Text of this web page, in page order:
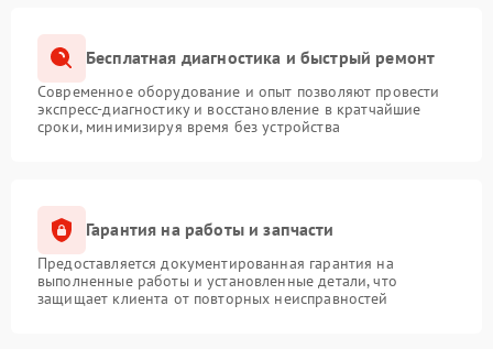
Бесплатная диагностика и быстрый ремонт
Современное оборудование и опыт позволяют провести
экспресс-диагностику и восстановление в кратчайшие
сроки, минимизируя время без устройства
Гарантия на работы и запчасти
Предоставляется документированная гарантия на
выполненные работы и установленные детали, что
защищает клиента от повторных неисправностей